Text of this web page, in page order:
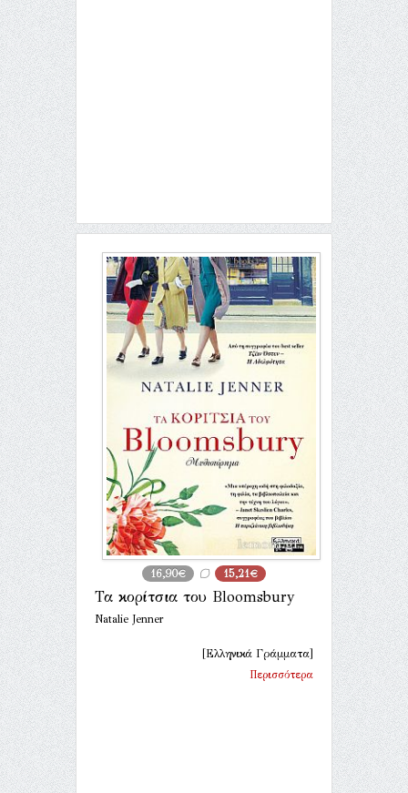
16,90€ 15,21€
Τα κορίτσια του Bloomsbury
Natalie Jenner
[Ελληνικά Γράμματα]
Περισσότερα